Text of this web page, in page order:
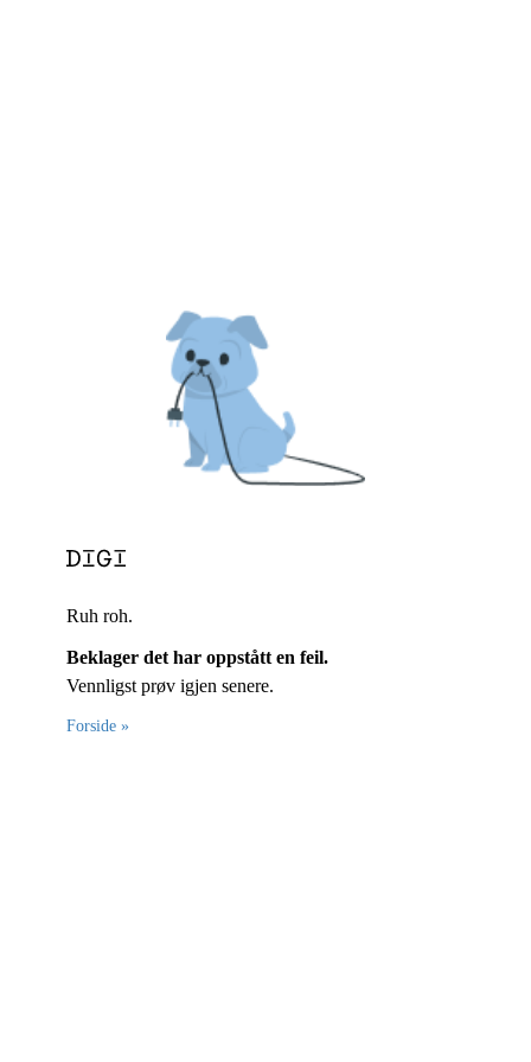
Ruh roh.
Beklager det har oppstått en feil.
Vennligst prøv igjen senere.
Forside »